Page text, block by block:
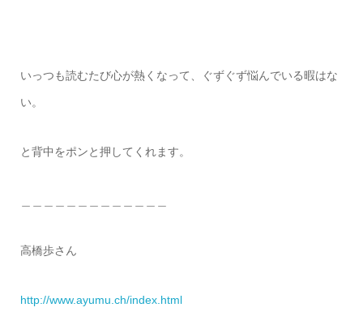
いっつも読むたび心が熱くなって、ぐずぐず悩んでいる暇はな
い。
と背中をポンと押してくれます。
高橋歩さん
http://www.ayumu.ch/index.html